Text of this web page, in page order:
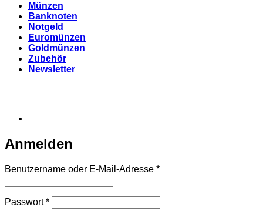
Münzen
Banknoten
Notgeld
Euromünzen
Goldmünzen
Zubehör
Newsletter
Anmelden
Benutzername oder E-Mail-Adresse *Erforderlich
Passwort*Erforderlich